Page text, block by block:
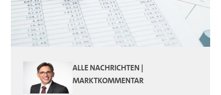
ALLE NACHRICHTEN |
MARKTKOMMENTAR